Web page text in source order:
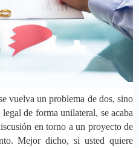
vuelva un problema de dos, sino
de forma unilateral, se acaba
en torno a un proyecto de
Mejor dicho, si usted quiere